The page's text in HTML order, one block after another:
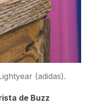
(adidas).
de Buzz